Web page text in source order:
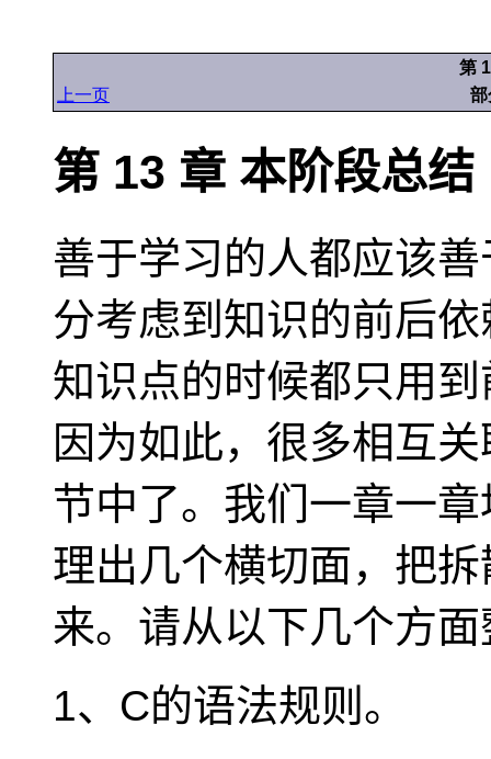
第
上一页
部
第 13 章 本阶段总结
善于学习的人都应该
分考虑到知识的前后
知识点的时候都只用
因为如此，很多相互
节中了。我们一章一
理出几个横切面，把
来。请从以下几个方
1、C的语法规则。